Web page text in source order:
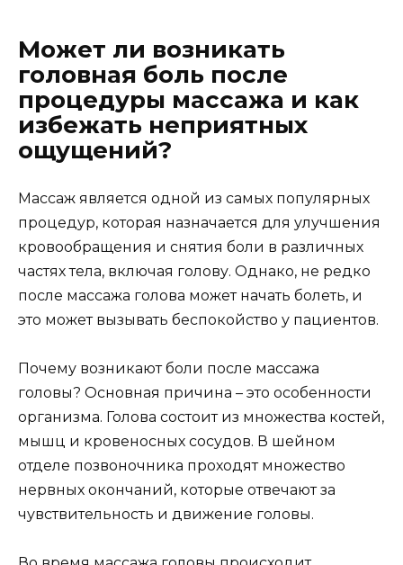
Может ли возникать
головная боль после
процедуры массажа и как
избежать неприятных
ощущений?
Массаж является одной из самых популярных
процедур, которая назначается для улучшения
кровообращения и снятия боли в различных
частях тела, включая голову. Однако, не редко
после массажа голова может начать болеть, и
это может вызывать беспокойство у пациентов.
Почему возникают боли после массажа
головы? Основная причина – это особенности
организма. Голова состоит из множества костей,
мышц и кровеносных сосудов. В шейном
отделе позвоночника проходят множество
нервных окончаний, которые отвечают за
чувствительность и движение головы.